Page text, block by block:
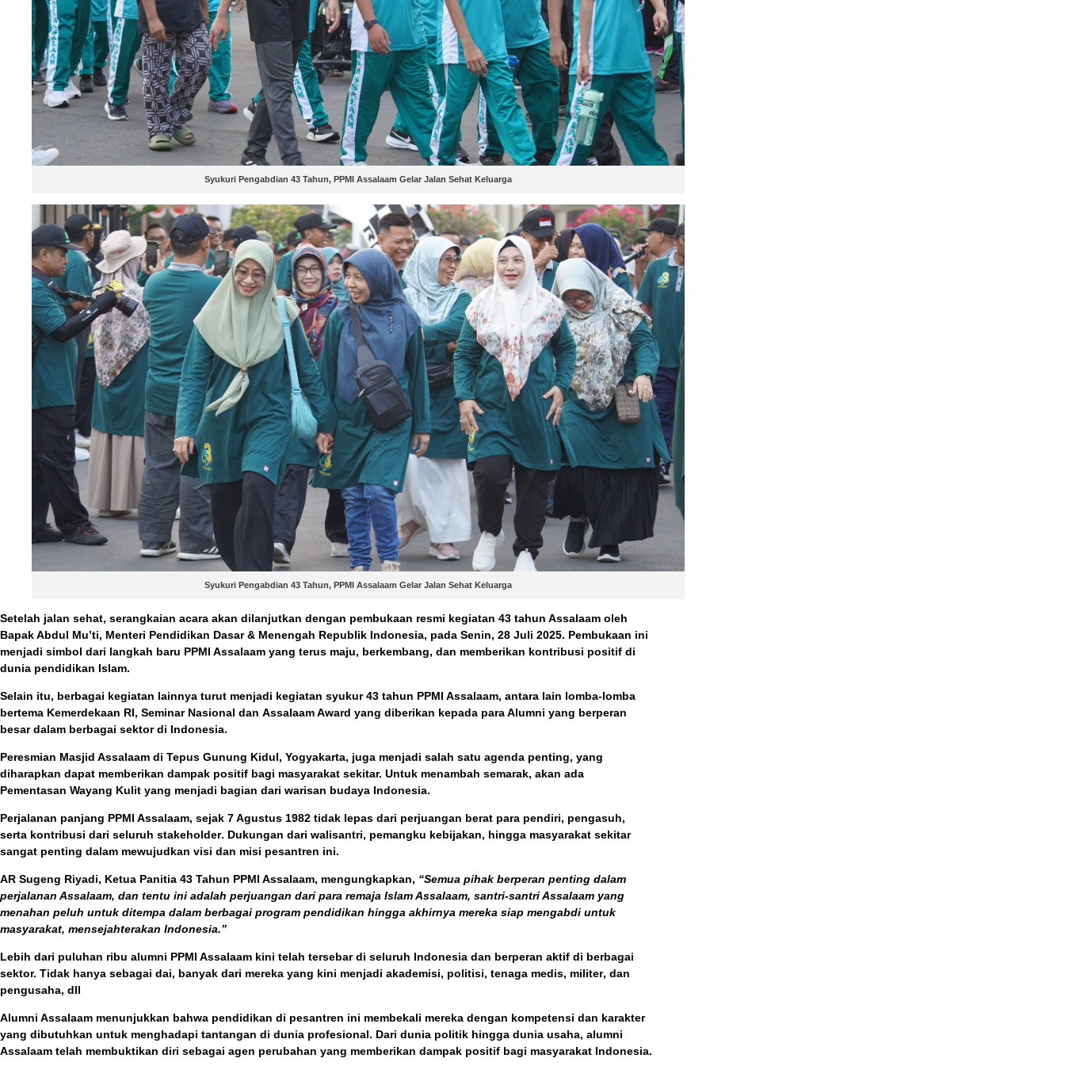
Syukuri Pengabdian 43 Tahun, PPMI Assalaam Gelar Jalan Sehat Keluarga
Syukuri Pengabdian 43 Tahun, PPMI Assalaam Gelar Jalan Sehat Keluarga
Setelah jalan sehat, serangkaian acara akan dilanjutkan dengan pembukaan resmi kegiatan 43 tahun Assalaam oleh
Bapak Abdul Mu’ti, Menteri Pendidikan Dasar & Menengah Republik Indonesia, pada Senin, 28 Juli 2025. Pembukaan ini
menjadi simbol dari langkah baru PPMI Assalaam yang terus maju, berkembang, dan memberikan kontribusi positif di
dunia pendidikan Islam.
Selain itu, berbagai kegiatan lainnya turut menjadi kegiatan syukur 43 tahun PPMI Assalaam, antara lain lomba-lomba
bertema Kemerdekaan RI, Seminar Nasional dan Assalaam Award yang diberikan kepada para Alumni yang berperan
besar dalam berbagai sektor di Indonesia.
Peresmian Masjid Assalaam di Tepus Gunung Kidul, Yogyakarta, juga menjadi salah satu agenda penting, yang
diharapkan dapat memberikan dampak positif bagi masyarakat sekitar. Untuk menambah semarak, akan ada
Pementasan Wayang Kulit yang menjadi bagian dari warisan budaya Indonesia.
Perjalanan panjang PPMI Assalaam, sejak 7 Agustus 1982 tidak lepas dari perjuangan berat para pendiri, pengasuh,
serta kontribusi dari seluruh stakeholder. Dukungan dari walisantri, pemangku kebijakan, hingga masyarakat sekitar
sangat penting dalam mewujudkan visi dan misi pesantren ini.
AR Sugeng Riyadi, Ketua Panitia 43 Tahun PPMI Assalaam, mengungkapkan, “Semua pihak berperan penting dalam
perjalanan Assalaam, dan tentu ini adalah perjuangan dari para remaja Islam Assalaam, santri-santri Assalaam yang
menahan peluh untuk ditempa dalam berbagai program pendidikan hingga akhirnya mereka siap mengabdi untuk
masyarakat, mensejahterakan Indonesia.”
Lebih dari puluhan ribu alumni PPMI Assalaam kini telah tersebar di seluruh Indonesia dan berperan aktif di berbagai
sektor. Tidak hanya sebagai dai, banyak dari mereka yang kini menjadi akademisi, politisi, tenaga medis, militer, dan
pengusaha, dll
Alumni Assalaam menunjukkan bahwa pendidikan di pesantren ini membekali mereka dengan kompetensi dan karakter
yang dibutuhkan untuk menghadapi tantangan di dunia profesional. Dari dunia politik hingga dunia usaha, alumni
Assalaam telah membuktikan diri sebagai agen perubahan yang memberikan dampak positif bagi masyarakat Indonesia.